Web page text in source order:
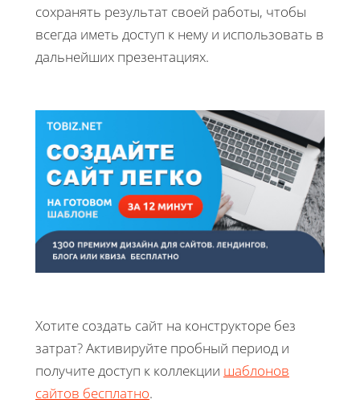
сохранять результат своей работы, чтобы
всегда иметь доступ к нему и использовать в
дальнейших презентациях.
Хотите создать сайт на конструкторе без
затрат? Активируйте пробный период и
получите доступ к коллекции шаблонов
сайтов бесплатно.